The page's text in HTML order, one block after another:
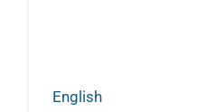
English